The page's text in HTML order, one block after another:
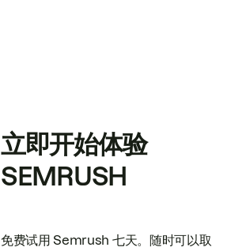
立即开始体验
SEMRUSH
免费试用 Semrush 七天。随时可以取